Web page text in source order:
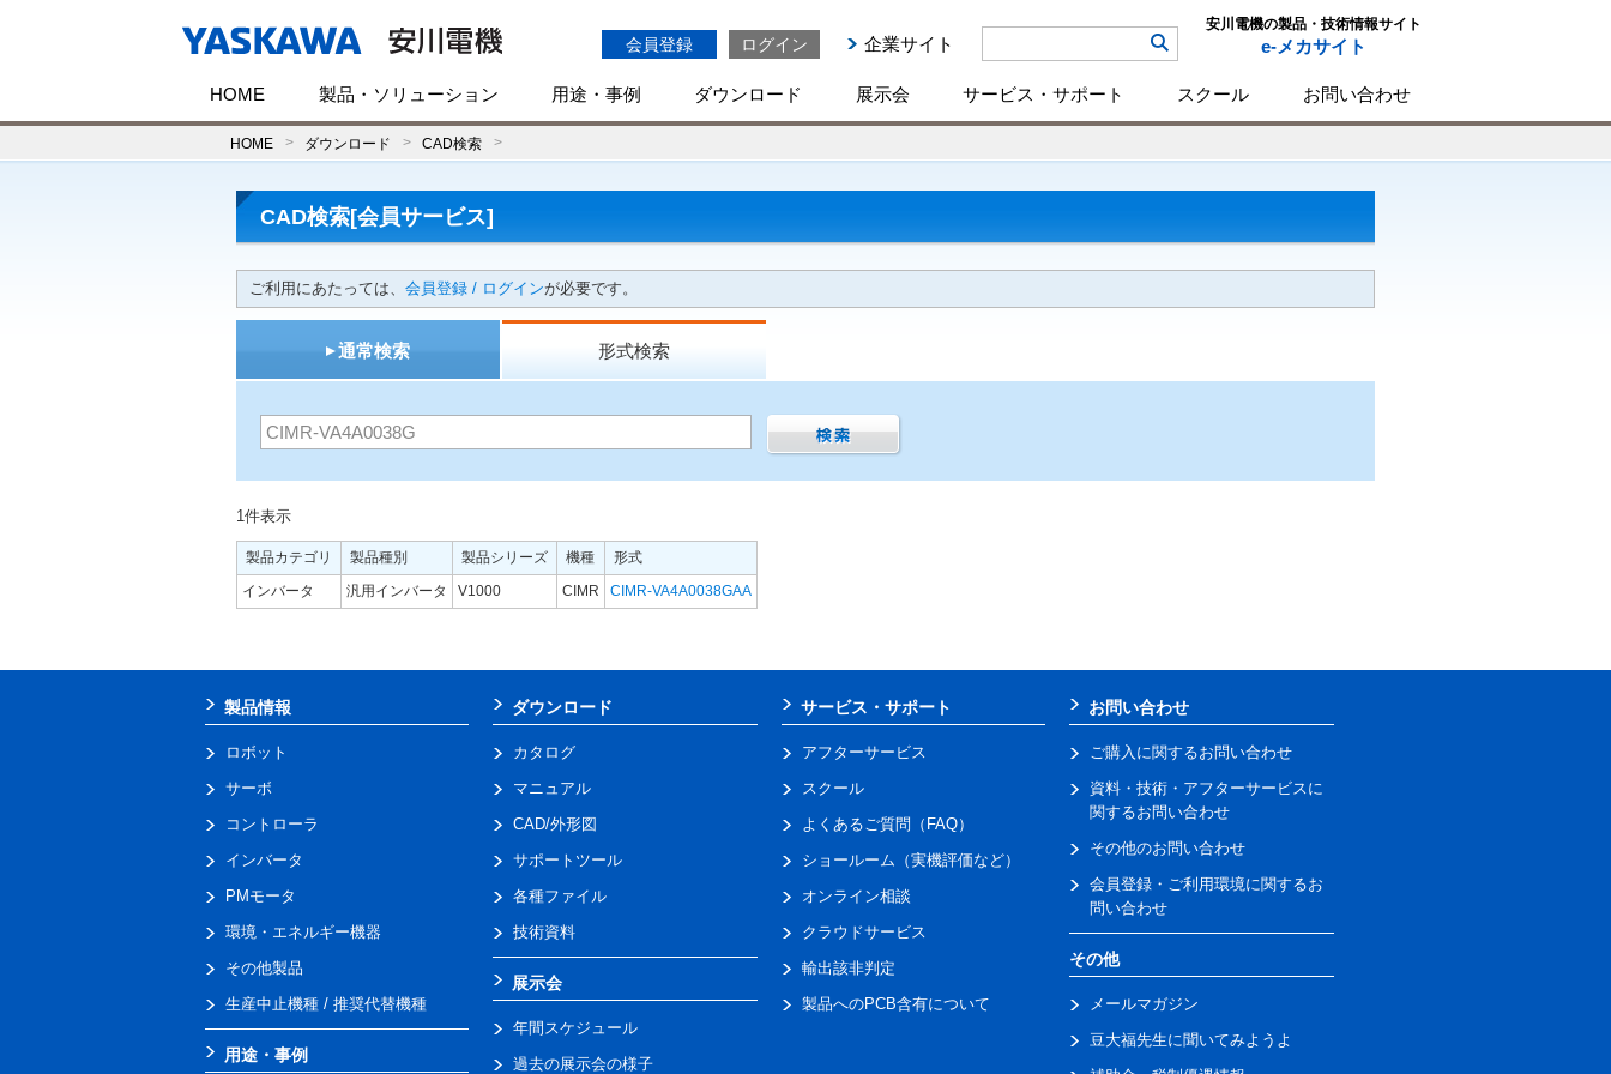
会員登録 ログイン 企業サイト
安川電機の製品・技術情報サイト
e-メカサイト
HOME 製品・ソリューション 用途・事例 ダウンロード 展示会 サービス・サポート スクール お問い合わせ
HOME ダウンロード CAD検索
CAD検索[会員サービス]
ご利用にあたっては、 会員登録 / ログインが必要です。
通常検索 形式検索
1件表示
製品カテゴリ 製品種別 製品シリーズ 機種
形式
インバータ
汎用インバータ V1000 CIMR CIMR-VA4A0038GAA
製品情報
ロボット
サーボ
コントローラ
インバータ
PMモータ
環境・エネルギー機器
その他製品
生産中止機種 / 推奨代替機種
用途・事例
ダウンロード
カタログ
マニュアル
CAD/外形図
サポートツール
各種ファイル
技術資料
展示会
年間スケジュール
過去の展示会の様子
サービス・サポート
アフターサービス
スクール
よくあるご質問（FAQ）
ショールーム（実機評価など）
オンライン相談
クラウドサービス
輸出該非判定
製品へのPCB含有について
お問い合わせ
ご購入に関するお問い合わせ
資料・技術・アフターサービスに
関するお問い合わせ
その他のお問い合わせ
会員登録・ご利用環境に関するお
問い合わせ
その他
メールマガジン
豆大福先生に聞いてみようよ